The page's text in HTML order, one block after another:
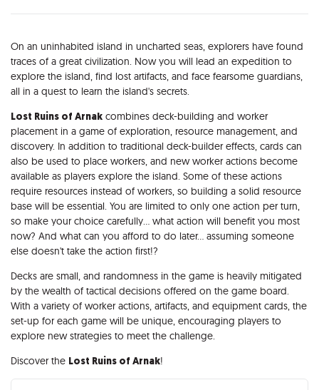
Opis
On an uninhabited island in uncharted seas, explorers have found
traces of a great civilization. Now you will lead an expedition to
explore the island, find lost artifacts, and face fearsome guardians,
all in a quest to learn the island's secrets.
Lost Ruins of Arnak combines deck-building and worker
placement in a game of exploration, resource management, and
discovery. In addition to traditional deck-builder effects, cards can
also be used to place workers, and new worker actions become
available as players explore the island. Some of these actions
require resources instead of workers, so building a solid resource
base will be essential. You are limited to only one action per turn,
so make your choice carefully... what action will benefit you most
now? And what can you afford to do later... assuming someone
else doesn't take the action first!?
Decks are small, and randomness in the game is heavily mitigated
by the wealth of tactical decisions offered on the game board.
With a variety of worker actions, artifacts, and equipment cards, the
set-up for each game will be unique, encouraging players to
explore new strategies to meet the challenge.
Discover the Lost Ruins of Arnak!